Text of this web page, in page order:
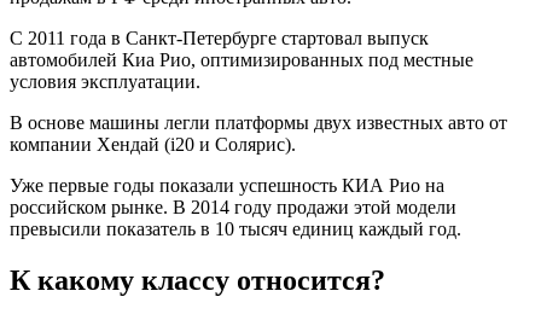
С 2011 года в Санкт-Петербурге стартовал выпуск
автомобилей Киа Рио, оптимизированных под местные
условия эксплуатации.
В основе машины легли платформы двух известных авто от
компании Хендай (i20 и Солярис).
Уже первые годы показали успешность КИА Рио на
российском рынке. В 2014 году продажи этой модели
превысили показатель в 10 тысяч единиц каждый год.
К какому классу относится?